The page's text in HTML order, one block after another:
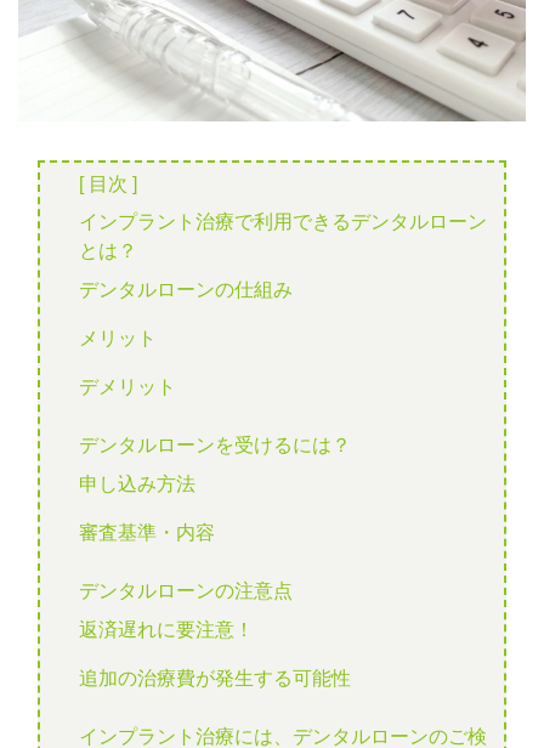
[ 目次 ]
インプラント治療で利用できるデンタルローン
とは？
デンタルローンの仕組み
メリット
デメリット
デンタルローンを受けるには？
申し込み方法
審査基準・内容
デンタルローンの注意点
返済遅れに要注意！
追加の治療費が発生する可能性
インプラント治療には、デンタルローンのご検